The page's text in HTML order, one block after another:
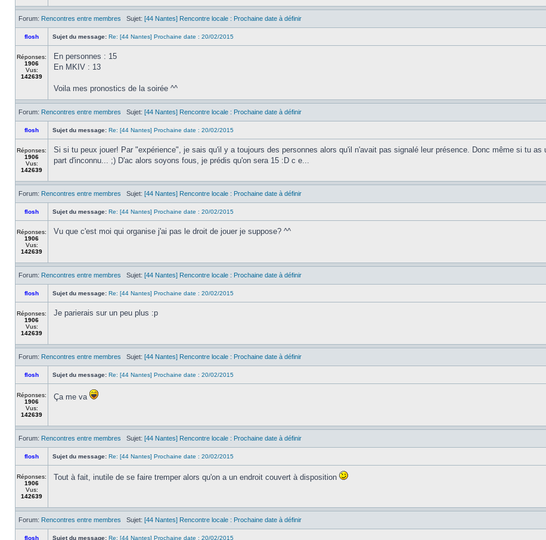
Forum: Rencontres entre membres Sujet: [44 Nantes] Rencontre locale : Prochaine date à définir
flosh Sujet du message: Re: [44 Nantes] Prochaine date : 20/02/2015
Réponses:
1906
Vus:
142639
En personnes : 15
En MKIV : 13
Voila mes pronostics de la soirée ^^
Forum: Rencontres entre membres Sujet: [44 Nantes] Rencontre locale : Prochaine date à définir
flosh Sujet du message: Re: [44 Nantes] Prochaine date : 20/02/2015
Réponses:
1906
Vus:
142639
Si si tu peux jouer! Par "expérience", je sais qu'il y a toujours des personnes alors qu'il n'avait pas signalé leur présence. Donc même si tu
part d'inconnu... ;) D'ac alors soyons fous, je prédis qu'on sera 15 :D c e...
Forum: Rencontres entre membres Sujet: [44 Nantes] Rencontre locale : Prochaine date à définir
flosh Sujet du message: Re: [44 Nantes] Prochaine date : 20/02/2015
Réponses:
1906
Vus:
142639
Vu que c'est moi qui organise j'ai pas le droit de jouer je suppose? ^^
Forum: Rencontres entre membres Sujet: [44 Nantes] Rencontre locale : Prochaine date à définir
flosh Sujet du message: Re: [44 Nantes] Prochaine date : 20/02/2015
Réponses:
1906
Vus:
142639
Je parierais sur un peu plus :p
Forum: Rencontres entre membres Sujet: [44 Nantes] Rencontre locale : Prochaine date à définir
flosh Sujet du message: Re: [44 Nantes] Prochaine date : 20/02/2015
Réponses:
1906
Vus:
142639
Ça me va
Forum: Rencontres entre membres Sujet: [44 Nantes] Rencontre locale : Prochaine date à définir
flosh Sujet du message: Re: [44 Nantes] Prochaine date : 20/02/2015
Réponses:
1906
Vus:
142639
Tout à fait, inutile de se faire tremper alors qu'on a un endroit couvert à disposition
Forum: Rencontres entre membres Sujet: [44 Nantes] Rencontre locale : Prochaine date à définir
flosh Sujet du message: Re: [44 Nantes] Prochaine date : 20/02/2015